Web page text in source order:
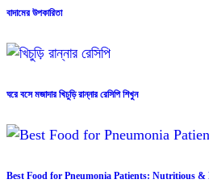
বাদামের উপকারিতা
ঘরে বসে মজাদার খিচুড়ি রান্নার রেসিপি শিখুন
Best Food for Pneumonia Patients: Nutritious &